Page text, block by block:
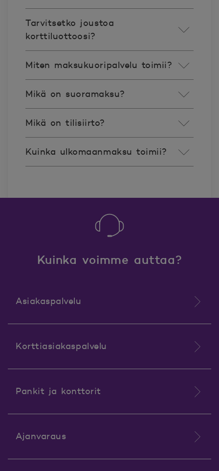
Tarvitsetko joustoa
korttiluottoosi?
Miten maksukuoripalvelu toimii?
Mikä on suoramaksu?
Mikä on tilisiirto?
Kuinka ulkomaanmaksu toimii?
Kuinka voimme auttaa?
Asiakaspalvelu
Korttiasiakaspalvelu
Pankit ja konttorit
Ajanvaraus